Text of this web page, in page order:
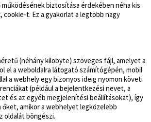
biztosítása érdekében néha kis
t. Ez a gyakorlat a legtöbb nagy
(néhány kilobyte) szöveges fájl, amelyet a
el a weboldalra látogató számítógépén, mobil
a webhely egy bizonyos ideig nyomon követi
(például a bejelentkezési nevet, a
és az egyéb megjelenítési beállításokat), így
őket, amikor a webhelyet legközelebb
oldalát böngészi.